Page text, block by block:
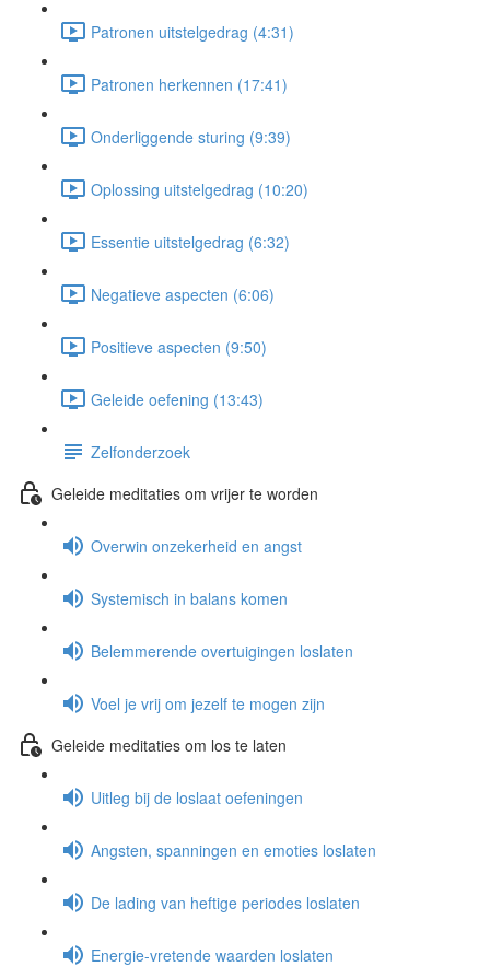
Patronen uitstelgedrag (4:31)
Patronen herkennen (17:41)
Onderliggende sturing (9:39)
Oplossing uitstelgedrag (10:20)
Essentie uitstelgedrag (6:32)
Negatieve aspecten (6:06)
Positieve aspecten (9:50)
Geleide oefening (13:43)
Zelfonderzoek
Geleide meditaties om vrijer te worden
Overwin onzekerheid en angst
Systemisch in balans komen
Belemmerende overtuigingen loslaten
Voel je vrij om jezelf te mogen zijn
Geleide meditaties om los te laten
Uitleg bij de loslaat oefeningen
Angsten, spanningen en emoties loslaten
De lading van heftige periodes loslaten
Energie-vretende waarden loslaten